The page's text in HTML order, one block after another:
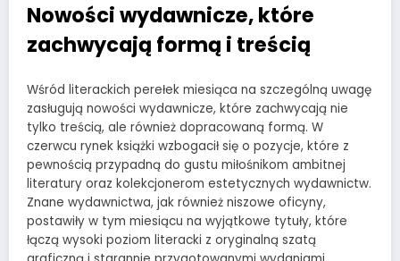
Nowości wydawnicze, które
zachwycają formą i treścią
Wśród literackich perełek miesiąca na szczególną uwagę
zasługują nowości wydawnicze, które zachwycają nie
tylko treścią, ale również dopracowaną formą. W
czerwcu rynek książki wzbogacił się o pozycje, które z
pewnością przypadną do gustu miłośnikom ambitnej
literatury oraz kolekcjonerom estetycznych wydawnictw.
Znane wydawnictwa, jak również niszowe oficyny,
postawiły w tym miesiącu na wyjątkowe tytuły, które
łączą wysoki poziom literacki z oryginalną szatą